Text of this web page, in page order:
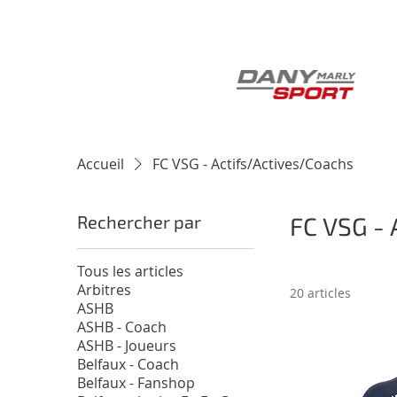
Accueil FC VSG - Actifs/Actives/Coachs
Rechercher par
Tous les articles
Arbitres
ASHB
ASHB - Coach
ASHB - Joueurs
Belfaux - Coach
Belfaux - Fanshop
FC VSG
20 articles